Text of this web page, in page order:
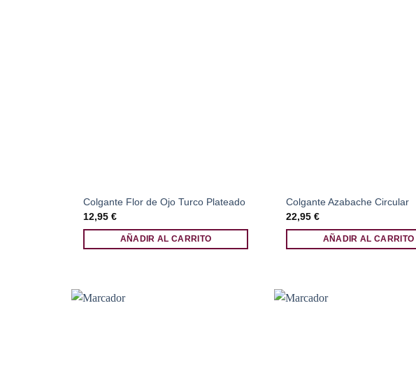
Colgante Flor de Ojo Turco Plateado
12,95€
AÑADIR AL CARRITO
Colgante Azabache Circular
22,95€
AÑADIR AL CARRITO